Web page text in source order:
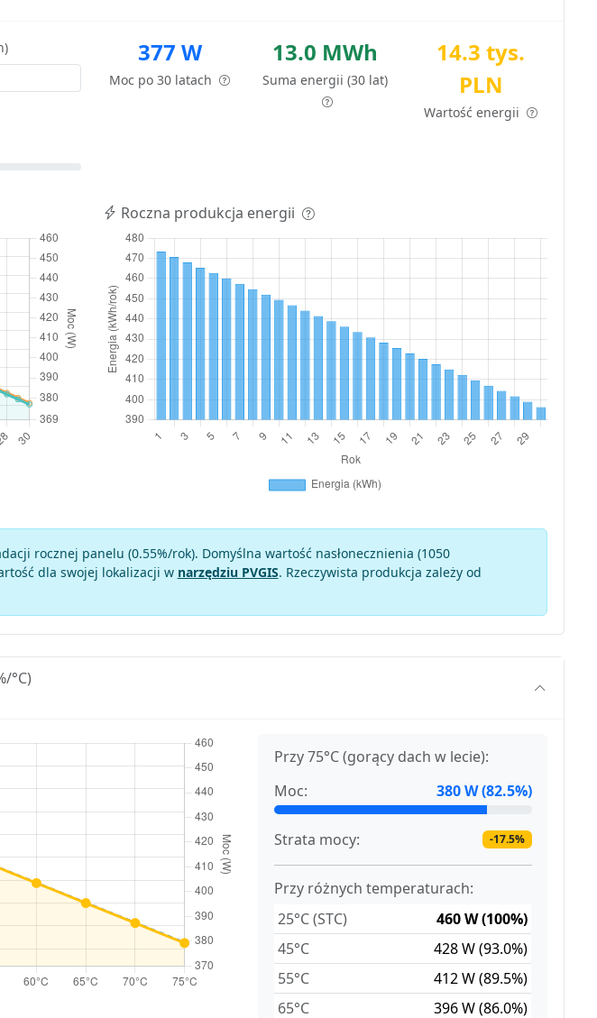
377 W
Moc po 30 latach
13.0 MWh
Suma energii (30 lat)
14.3 tys.
PLN
Wartość energii
Roczna produkcja energii
rocznej panelu (0.55%/rok). Domyślna wartość nasłonecznienia (1050
dla swojej lokalizacji w narzędziu PVGIS. Rzeczywista produkcja zależy od
°C)
Przy 75°C (gorący dach w lecie):
Moc:
380 W (82.5%)
Strata mocy: -17.5%
Przy różnych temperaturach:
25°C (STC)
460 W (100%)
45°C
428 W (93.0%)
55°C
412 W (89.5%)
65°C
396 W (86.0%)